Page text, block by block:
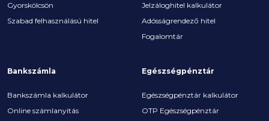
Gyorskölcsön
Szabad felhasználású hitel
Jelzáloghitel kalkulátor
Adósságrendező hitel
Fogalomtár
Bankszámla
Bankszámla kalkulátor
Online számlanyitás
Egészségpénztár
Egészségpénztár kalkulátor
OTP Egészségpénztár